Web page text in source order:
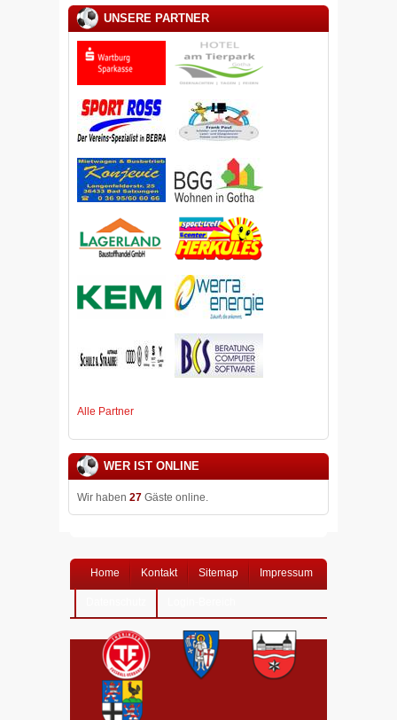
UNSERE PARTNER
Alle Partner
WER IST ONLINE
Wir haben 27 Gäste online.
Home Kontakt Sitemap Impressum